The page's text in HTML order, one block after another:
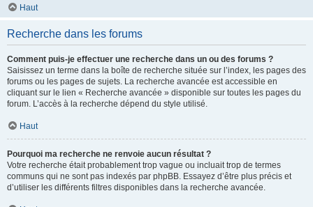
Haut
Recherche dans les forums
Comment puis-je effectuer une recherche dans un ou des forums ?
Saisissez un terme dans la boîte de recherche située sur l’index, les pages des
forums ou les pages de sujets. La recherche avancée est accessible en
cliquant sur le lien « Recherche avancée » disponible sur toutes les pages du
forum. L’accès à la recherche dépend du style utilisé.
Haut
Pourquoi ma recherche ne renvoie aucun résultat ?
Votre recherche était probablement trop vague ou incluait trop de termes
communs qui ne sont pas indexés par phpBB. Essayez d’être plus précis et
d’utiliser les différents filtres disponibles dans la recherche avancée.